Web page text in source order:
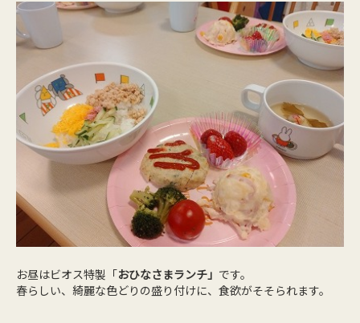
お昼はビオス特製「おひなさまランチ」 です。
春らしい、綺麗な色どりの盛り付けに、食欲がそそられます。